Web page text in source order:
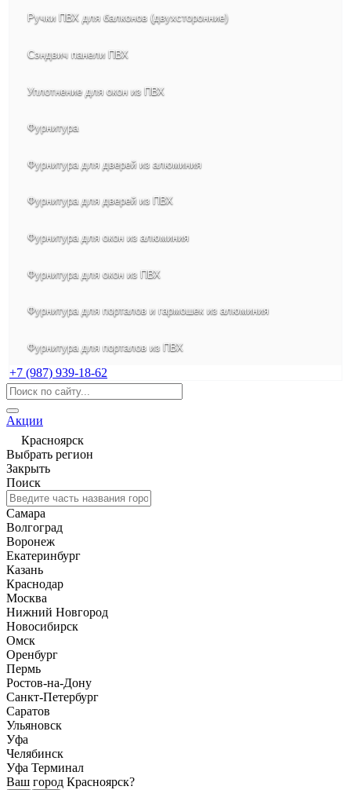
Ручки ПВХ для балконов (двухсторонние)
Сэндвич панели ПВХ
Уплотнение для окон из ПВХ
Фурнитура
Фурнитура для дверей из алюминия
Фурнитура для дверей из ПВХ
Фурнитура для окон из алюминия
Фурнитура для окон из ПВХ
Фурнитура для порталов и гармошек из алюминия
Фурнитура для порталов из ПВХ
+7 (987) 939-18-62
Акции
Красноярск
Выбрать регион
Закрыть
Поиск
Самара
Волгоград
Воронеж
Екатеринбург
Казань
Краснодар
Москва
Нижний Новгород
Новосибирск
Омск
Оренбург
Пермь
Ростов-на-Дону
Санкт-Петербург
Саратов
Ульяновск
Уфа
Челябинск
Уфа Терминал
Ваш город Красноярск?